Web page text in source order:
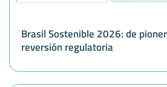
Brasil Sostenible 2026: de
reversión regulatoria